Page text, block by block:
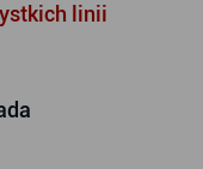
linii